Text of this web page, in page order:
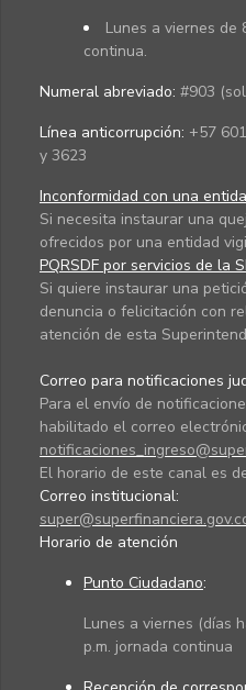
Lunes a viernes de
continua.
Numeral abreviado: #903
Línea anticorrupción: +57
y 3623
Inconformidad con una
Si necesita instaurar una
ofrecidos por una entidad
PQRSDF por servicios de la
Si quiere instaurar una
denuncia o felicitación con
atención de esta
Correo para notificaciones
Para el envío de
habilitado el correo
El horario de este canal es
Correo institucional:
Horario de atención
Punto Ciudadano:
Lunes a viernes (días
p.m. jornada continua